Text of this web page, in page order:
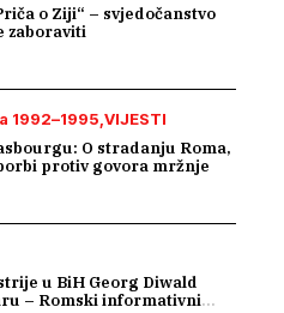
o Ziji“ – svjedočanstvo
zaboraviti
1992–1995 VIJESTI
O stradanju Roma,
protiv govora mržnje
u BiH Georg Diwald
– Romski informativni